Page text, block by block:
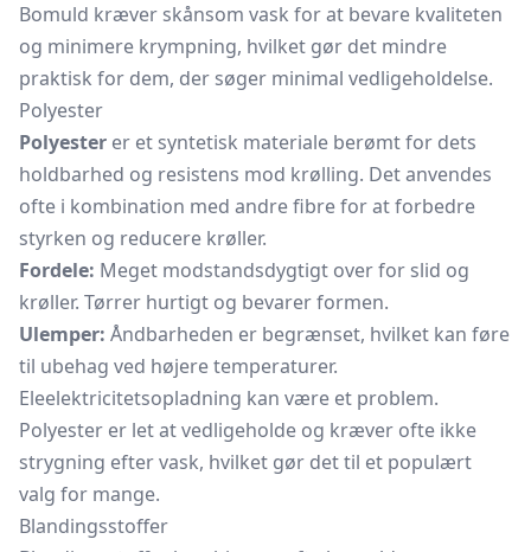
Bomuld kræver skånsom vask for at bevare kvaliteten
og minimere krympning, hvilket gør det mindre
praktisk for dem, der søger minimal vedligeholdelse.
Polyester
Polyester er et syntetisk materiale berømt for dets
holdbarhed og resistens mod krølling. Det anvendes
ofte i kombination med andre fibre for at forbedre
styrken og reducere krøller.
Fordele: Meget modstandsdygtigt over for slid og
krøller. Tørrer hurtigt og bevarer formen.
Ulemper: Åndbarheden er begrænset, hvilket kan føre
til ubehag ved højere temperaturer.
Eleelektricitetsopladning kan være et problem.
Polyester er let at vedligeholde og kræver ofte ikke
strygning efter vask, hvilket gør det til et populært
valg for mange.
Blandingsstoffer